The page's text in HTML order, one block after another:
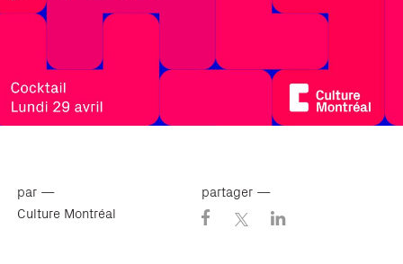
par —
Culture Montréal
partager —